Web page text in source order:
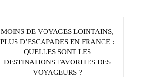
MOINS DE VOYAGES LOINTAINS,
PLUS D’ESCAPADES EN FRANCE :
QUELLES SONT LES
DESTINATIONS FAVORITES DES
VOYAGEURS ?